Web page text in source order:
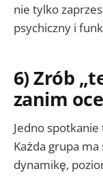
nie tylko
psychiczny i
6) Zrób
zanim
Jedno
Każda grupa
dynamikę,